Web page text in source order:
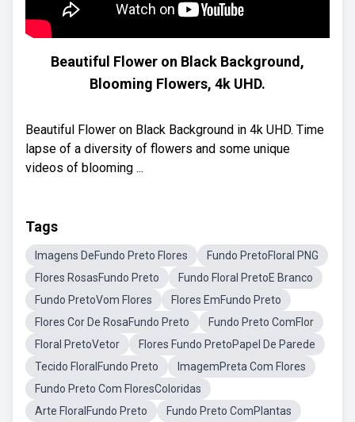
Beautiful Flower on Black Background,
Blooming Flowers, 4k UHD.
Beautiful Flower on Black Background in 4k UHD. Time
lapse of a diversity of flowers and some unique
videos of blooming ...
Tags
Imagens DeFundo Preto Flores
Fundo PretoFloral PNG
Flores RosasFundo Preto
Fundo Floral PretoE Branco
Fundo PretoVom Flores
Flores EmFundo Preto
Flores Cor De RosaFundo Preto
Fundo Preto ComFlor
Floral PretoVetor
Flores Fundo PretoPapel De Parede
Tecido FloralFundo Preto
ImagemPreta Com Flores
Fundo Preto Com FloresColoridas
Arte FloralFundo Preto
Fundo Preto ComPlantas